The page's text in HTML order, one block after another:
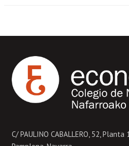
C/ PAULINO CABALLERO, 52,